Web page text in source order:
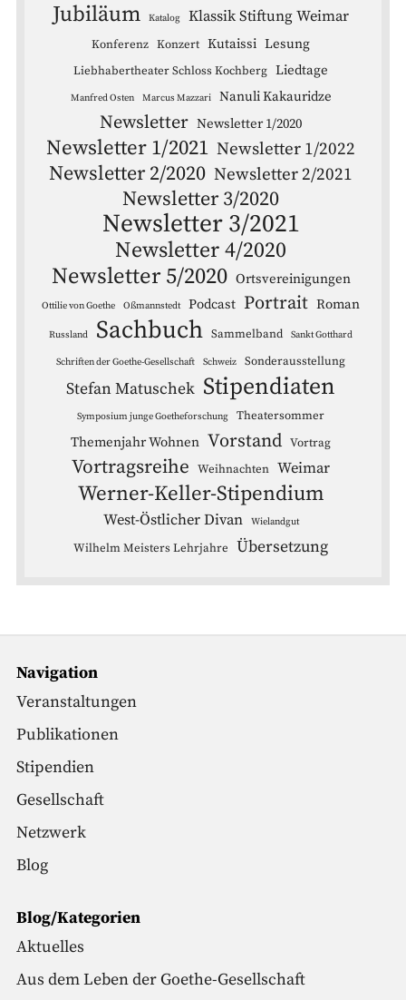
Jubiläum Katalog Klassik Stiftung Weimar
Konferenz Konzert Kutaissi Lesung
Liebhabertheater Schloss Kochberg Liedtage
Manfred Osten Marcus Mazzari Nanuli Kakauridze
Newsletter Newsletter 1/2020
Newsletter 1/2021 Newsletter 1/2022
Newsletter 2/2020 Newsletter 2/2021
Newsletter 3/2020
Newsletter 3/2021
Newsletter 4/2020
Newsletter 5/2020 Ortsvereinigungen
Ottilie von Goethe Oßmannstedt Podcast Portrait Roman
Russland Sachbuch Sammelband Sankt Gotthard
Schriften der Goethe-Gesellschaft Schweiz Sonderausstellung
Stefan Matuschek Stipendiaten
Symposium junge Goetheforschung Theatersommer
Themenjahr Wohnen Vorstand Vortrag
Vortragsreihe Weihnachten Weimar
Werner-Keller-Stipendium
West-Östlicher Divan Wielandgut
Wilhelm Meisters Lehrjahre Übersetzung
Navigation
Veranstaltungen
Publikationen
Stipendien
Gesellschaft
Netzwerk
Blog
Blog/Kategorien
Aktuelles
Aus dem Leben der Goethe-Gesellschaft